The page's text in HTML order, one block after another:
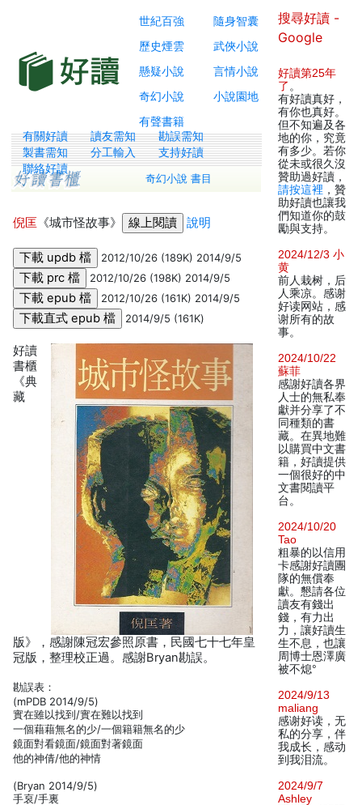
世紀百強
隨身智囊
歷史煙雲
武俠小說
懸疑小說
言情小說
奇幻小說
小說園地
有聲書籍
有關好讀 讀友需知
勘誤需知
製書需知
分工輸入
支持好讀
聯絡好讀
奇幻小說 書目
倪匡 《城市怪故事》 說明
2012/10/26 (189K) 2014/9/5
2012/10/26 (198K) 2014/9/5
2012/10/26 (161K) 2014/9/5
2014/9/5 (161K)
好讀
書櫃
《典
藏
版》，感謝陳冠宏參照原書，民國七十七年皇
冠版，整理校正過。感謝Bryan勘誤。
勘誤表：
(mPDB 2014/9/5)
實在雖以找到/實在難以找到
一個藉藉無名的少/一個籍籍無名的少
鏡面對看鏡面/鏡面對著鏡面
他的神倩/他的神情
(Bryan 2014/9/5)
手裒/手裏
搜尋好讀 -
Google
好讀第25年
了 。
有好讀真好，
有你也真好。
但不知遍及各
地的你，究竟
有多少。若你
從未或很久沒
贊助過好讀，
請按這裡 ，贊
助好讀也讓我
們知道你的鼓
勵與支持。
2024/12/3 小
黄
前人栽树，后
人乘凉。感谢
好读网站，感
谢所有的故
事。
2024/10/22
蘇菲
感謝好讀各界
人士的無私奉
獻并分享了不
同種類的書
藏。在異地難
以購買中文書
籍，好讀提供
一個很好的中
文書閱讀平
台。
2024/10/20
Tao
粗暴的以信用
卡感謝好讀團
隊的無償奉
獻。懇請各位
讀友有錢出
錢，有力出
力，讓好讀生
生不息，也讓
周博士恩澤廣
被不熄°
2024/9/13
maliang
感谢好读，无
私的分享，伴
我成长，感动
到我泪流。
2024/9/7
Ashley